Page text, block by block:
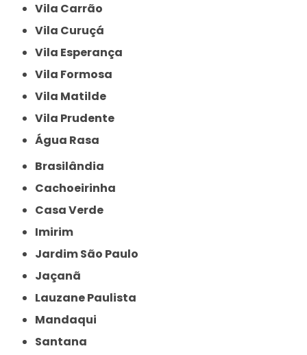
Vila Carrão
Vila Curuçá
Vila Esperança
Vila Formosa
Vila Matilde
Vila Prudente
Água Rasa
Brasilândia
Cachoeirinha
Casa Verde
Imirim
Jardim São Paulo
Jaçanã
Lauzane Paulista
Mandaqui
Santana